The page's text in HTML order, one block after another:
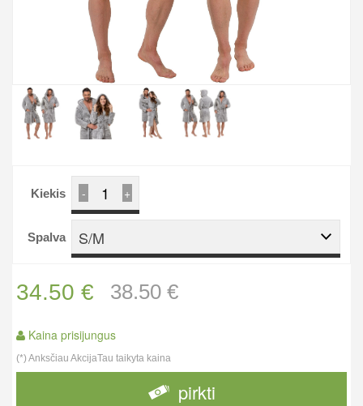
Kiekis - +
Spalva S/M
34.50 €
Kaina prisijungus
38.50 €
(*) Anksčiau AkcijaTau taikyta kaina
pirkti